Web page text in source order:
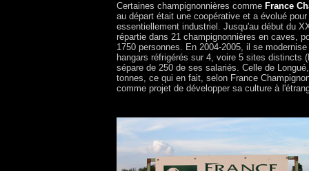
Certaines champignonnières comme France
au départ était une coopérative et a évolué
essentiellement industriel. Jusqu'au début du
répartie dans 21 champignonnières en caves,
1750 personnes. En 2004-2005, il se
hangars réfrigérés sur 4, voire 5 sites distincts
sépare de 250 de ses salariés. Celle de
tonnes, ce qui en fait, selon France
comme projet de développer sa culture à